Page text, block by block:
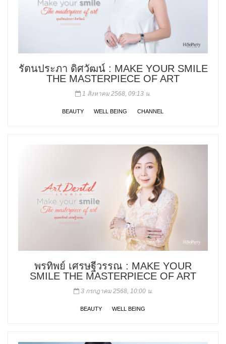
รัตนประภา ดิศวัฒน์ : MAKE YOUR SMILE
THE MASTERPIECE OF ART
1 สิงหาคม 2568, 09:13 น.
BEAUTY WELL BEING CHANNEL
พรทิพย์ เศรษฐีวรรณ : MAKE YOUR
SMILE THE MASTERPIECE OF ART
3 กรกฎาคม 2568, 10:00 น.
BEAUTY WELL BEING